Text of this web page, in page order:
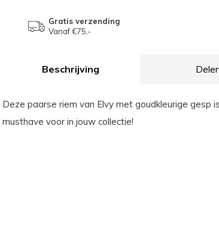
Gratis verzending
Vanaf €75,-
Beschrijving
Deze paarse riem van Elvy met goudkleurige gesp
musthave voor in jouw collectie!